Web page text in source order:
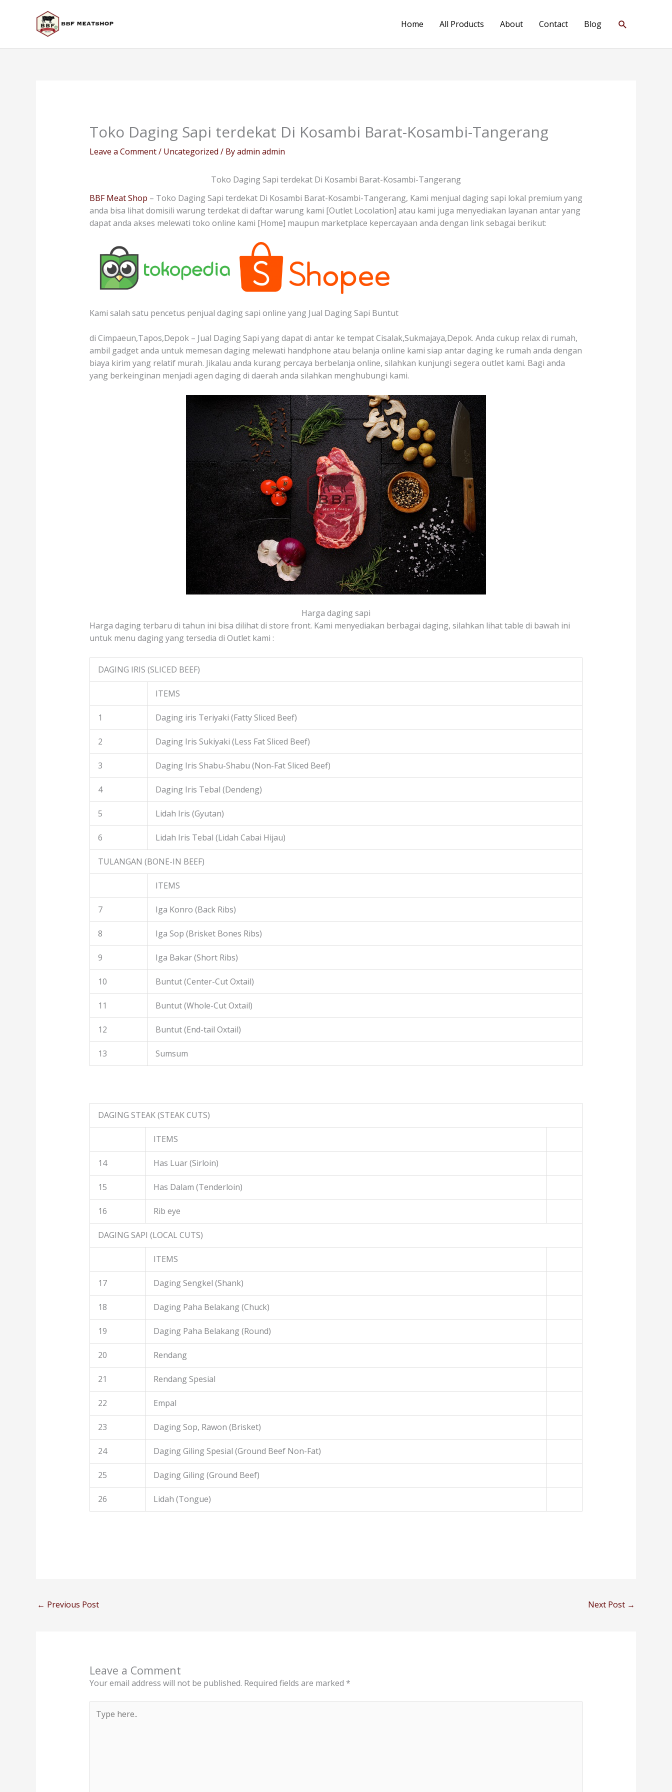
Home All Products About Contact Blog Search
Toko Daging Sapi terdekat Di Kosambi Barat-Kosambi-Tangerang
Leave a Comment/ Uncategorized / Byadmin admin
Toko Daging Sapi terdekat Di Kosambi Barat-Kosambi-Tangerang
BBF Meat Shop – Toko Daging Sapi terdekat Di Kosambi Barat-Kosambi-Tangerang, Kami menjual daging sapi lokal premium yang
anda bisa lihat domisili warung terdekat di daftar warung kami [Outlet Locolation] atau kami juga menyediakan layanan antar yang
dapat anda akses melewati toko online kami [Home] maupun marketplace kepercayaan anda dengan link sebagai berikut:
Kami salah satu pencetus penjual daging sapi online yang Jual Daging Sapi Buntut
di Cimpaeun,Tapos,Depok – Jual Daging Sapi yang dapat di antar ke tempat Cisalak,Sukmajaya,Depok. Anda cukup relax di rumah,
ambil gadget anda untuk memesan daging melewati handphone atau belanja online kami siap antar daging ke rumah anda dengan
biaya kirim yang relatif murah. Jikalau anda kurang percaya berbelanja online, silahkan kunjungi segera outlet kami. Bagi anda
yang berkeinginan menjadi agen daging di daerah anda silahkan menghubungi kami.
Harga daging sapi
Harga daging terbaru di tahun ini bisa dilihat di store front. Kami menyediakan berbagai daging, silahkan lihat table di bawah ini
untuk menu daging yang tersedia di Outlet kami :
DAGING IRIS (SLICED BEEF)
ITEMS
1 Daging iris Teriyaki (Fatty Sliced Beef)
2 Daging Iris Sukiyaki (Less Fat Sliced Beef)
3 Daging Iris Shabu-Shabu (Non-Fat Sliced Beef)
4 Daging Iris Tebal (Dendeng)
5 Lidah Iris (Gyutan)
6 Lidah Iris Tebal (Lidah Cabai Hijau)
TULANGAN (BONE-IN BEEF)
ITEMS
7 Iga Konro (Back Ribs)
8 Iga Sop (Brisket Bones Ribs)
9 Iga Bakar (Short Ribs)
10 Buntut (Center-Cut Oxtail)
11 Buntut (Whole-Cut Oxtail)
12 Buntut (End-tail Oxtail)
13 Sumsum
DAGING STEAK (STEAK CUTS)
ITEMS
14 Has Luar (Sirloin)
15 Has Dalam (Tenderloin)
16 Rib eye
DAGING SAPI (LOCAL CUTS)
ITEMS
17 Daging Sengkel (Shank)
18 Daging Paha Belakang (Chuck)
19 Daging Paha Belakang (Round)
20 Rendang
21 Rendang Spesial
22 Empal
23 Daging Sop, Rawon (Brisket)
24 Daging Giling Spesial (Ground Beef Non-Fat)
25 Daging Giling (Ground Beef)
26 Lidah (Tongue)
← Previous Post Next Post →
Leave a Comment
Your email address will not be published. Required fields are marked *
here..